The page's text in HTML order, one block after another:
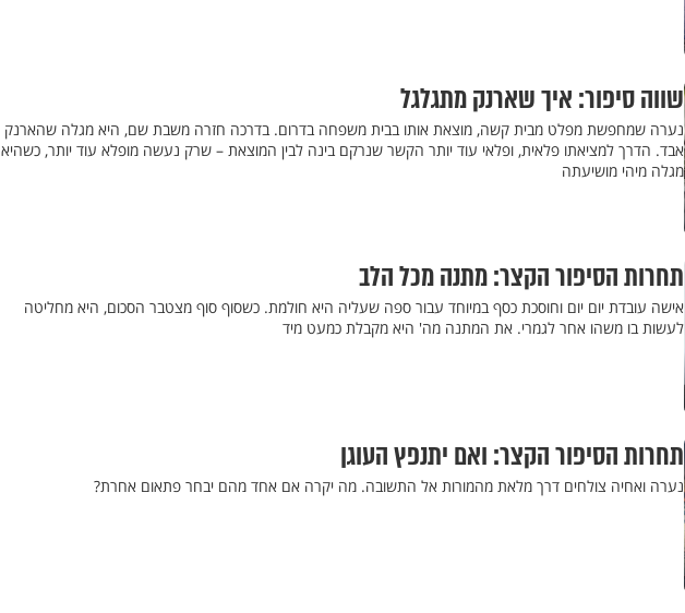
שווה סיפור: איך שארנק מתגלגל
נערה שמחפשת מפלט מבית קשה, מוצאת אותו בבית משפחה בדרום. בדרכה חזרה משבת שם, היא מגלה שהארנק
אבד. הדרך למציאתו פלאית, ופלאי עוד יותר הקשר שנרקם בינה לבין המוצאת – שרק נעשה מופלא עוד יותר, כשהיא
מגלה מיהי מושיעתה
תחרות הסיפור הקצר: מתנה מכל הלב
אישה עובדת יום יום וחוסכת כסף במיוחד עבור ספה שעליה היא חולמת. כשסוף סוף מצטבר הסכום, היא מחליטה
לעשות בו משהו אחר לגמרי. את המתנה מה' היא מקבלת כמעט מיד
תחרות הסיפור הקצר: ואם יתנפץ העוגן
נערה ואחיה צולחים דרך מלאת מהמורות אל התשובה. מה יקרה אם אחד מהם יבחר פתאום אחרת?